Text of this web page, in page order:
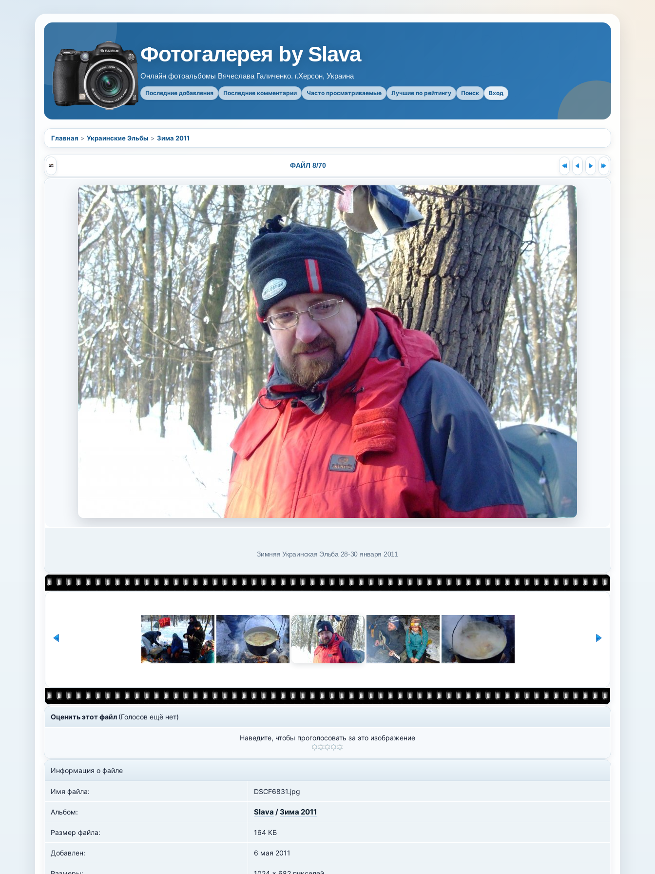
Фотогалерея by Slava
Онлайн фотоальбомы Вячеслава Галиченко. г.Херсон, Украина
Последние добавления Последние комментарии Часто просматриваемые Лучшие по рейтингу Поиск Вход
Главная > Украинские Эльбы > Зима 2011
ФАЙЛ 8/70
Зимняя Украинская Эльба 28-30 января 2011
Оценить этот файл (Голосов ещё нет)
Наведите, чтобы проголосовать за это изображение
Информация о файле
Имя файла: DSCF6831.jpg
Альбом: Slava / Зима 2011
Размер файла: 164 КБ
Добавлен: 6 мая 2011